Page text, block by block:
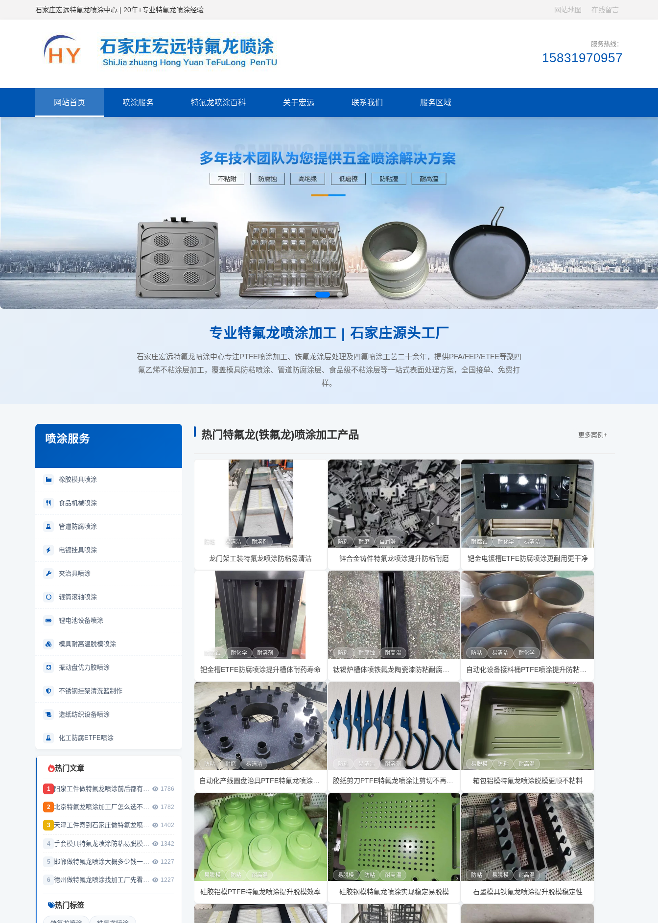
石家庄宏远特氟龙喷涂中心 | 20年+专业特氟龙喷涂经验 网站地图 在线留言
服务热线：
15831970957
网站首页 喷涂服务 特氟龙喷涂百科 关于宏远 联系我们 服务区域
专业特氟龙喷涂加工 | 石家庄源头工厂
石家庄宏远特氟龙喷涂中心专注PTFE喷涂加工、铁氟龙涂层处理及四氟喷涂工艺二十余年，提供PFA/FEP/ETFE等聚四
氟乙烯不粘涂层加工，覆盖模具防粘喷涂、管道防腐涂层、食品级不粘涂层等一站式表面处理方案，全国接单、免费打
样。
喷涂服务
橡胶模具喷涂
食品机械喷涂
管道防腐喷涂
电镀挂具喷涂
夹治具喷涂
辊筒滚轴喷涂
锂电池设备喷涂
模具耐高温脱模喷涂
振动盘优力胶喷涂
不锈钢挂架清洗篮制作
造纸纺织设备喷涂
化工防腐ETFE喷涂
热门文章
阳泉工件做特氟龙喷涂前后都有啥要注意 1786
北京特氟龙喷涂加工厂怎么选不走弯路 1782
天津工件寄到石家庄做特氟龙喷涂要注意什么 1402
1342
1227
1227
热门标签
热门特氟龙(铁氟龙)喷涂加工产品 更多案例+
龙门架工装特氟龙喷涂防粘易清洁
防粘 易清洁 耐溶剂
锌合金铸件特氟龙喷涂提升防粘耐磨
防粘 耐磨 自润滑
钯金电镀槽ETFE防腐喷涂更耐用更干净
耐腐蚀 耐化学 易清洁
钯金槽ETFE防腐喷涂提升槽体耐药寿命
耐腐蚀 耐化学 耐溶剂
钛锡炉槽体喷铁氟龙陶瓷漆防粘耐腐蚀更耐用
防粘 耐腐蚀 耐高温 防粘 易清洁 耐化学
防粘 耐磨 易清洁
胶纸剪刀PTFE特氟龙喷涂让剪切不再粘胶
防粘 易清洁 耐溶剂
箱包铝模特氟龙喷涂脱模更顺不粘料
易脱模 防粘 耐高温
硅胶铝模PTFE特氟龙喷涂提升脱模效率
易脱模 防粘 耐高温
硅胶钢模特氟龙喷涂实现稳定易脱模
易脱模 防粘 耐高温
石墨模具铁氟龙喷涂提升脱模稳定性
防粘 易脱模 耐高温